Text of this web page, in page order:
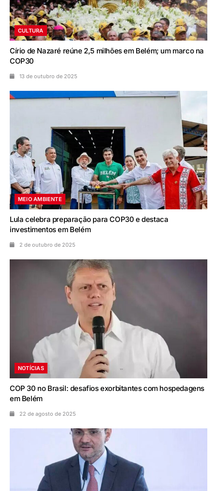
CULTURA
Círio de Nazaré reúne 2,5 milhões em Belém; um marco na
COP30
13 de outubro de 2025
MEIO AMBIENTE
Lula celebra preparação para COP30 e destaca
investimentos em Belém
2 de outubro de 2025
NOTÍCIAS
COP 30 no Brasil: desafios exorbitantes com hospedagens
em Belém
22 de agosto de 2025